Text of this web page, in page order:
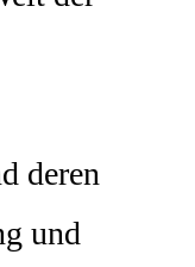
deren
und